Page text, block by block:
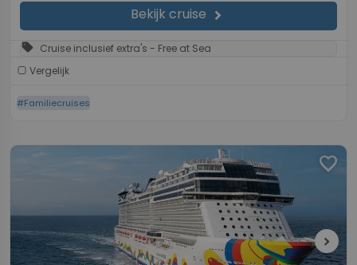
Bekijk cruise chevron_right
sell Cruise inclusief extra's - Free at Sea
Vergelijk
#Familiecruises
favorite
chevron_right